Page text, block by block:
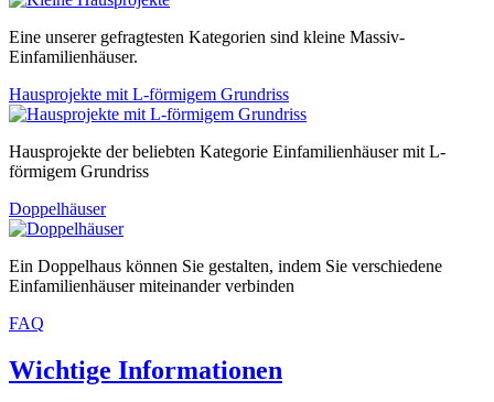
Eine unserer gefragtesten Kategorien sind kleine Massiv-
Einfamilienhäuser.
Hausprojekte mit L-förmigem Grundriss
Hausprojekte der beliebten Kategorie Einfamilienhäuser mit L-
förmigem Grundriss
Doppelhäuser
Ein Doppelhaus können Sie gestalten, indem Sie verschiedene
Einfamilienhäuser miteinander verbinden
FAQ
Wichtige Informationen